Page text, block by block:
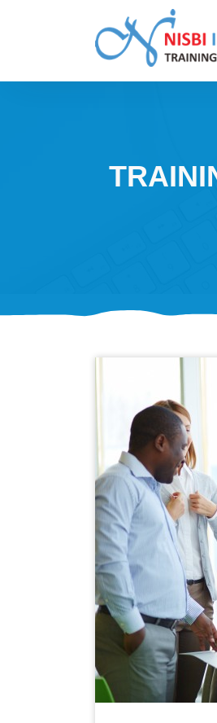
Training Consultant